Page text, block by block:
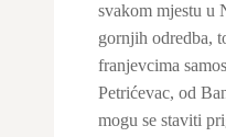
svakom mjestu u
gornjih odredba,
franjevcima
Petrićevac, od
mogu se staviti